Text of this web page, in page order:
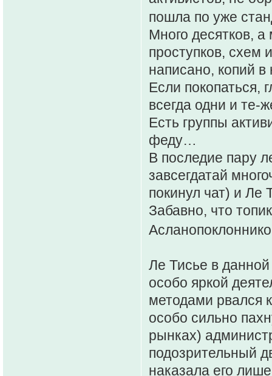
пошла по уже
Много десятков,
проступков, схем
написано, копий
Если покопаться,
всегда одни и те-
Есть группы
феду…
В последие пару
завсегдатай
покинул чат) и Ле
Забавно, что
Ле Тисье в
особо яркой
методами рвался
особо сильно
рынках)
подозрительный
наказала его